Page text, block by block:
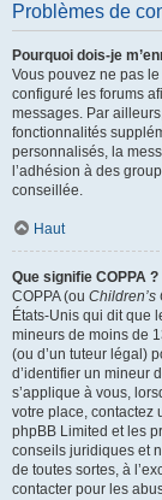
Problèmes de
Pourquoi dois-je
Vous pouvez ne pas
configuré les forums
messages. Par
fonctionnalités
personnalisés, la
l’adhésion à des
conseillée.
Haut
Que signifie COPPA ?
COPPA (ou Children’s
États-Unis qui dit que
mineurs de moins de
(ou d’un tuteur légal)
d’identifier un mineur
s’applique à vous,
votre place, contactez
phpBB Limited et les
conseils juridiques et
de toutes sortes, à
contacter pour les